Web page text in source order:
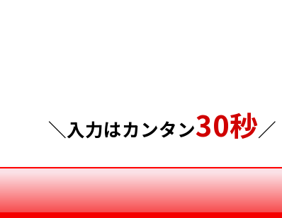
神奈川県
徳島県
香川県
愛媛県
＼入力はカンタン30秒／